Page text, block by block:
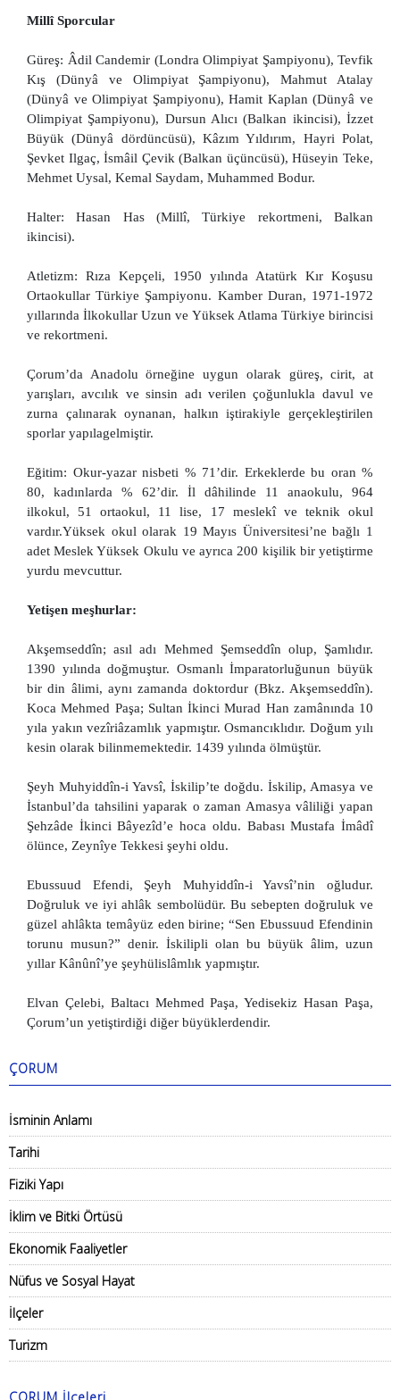
Millî Sporcular
Güreş: Âdil Candemir (Londra Olimpiyat Şampiyonu), Tevfik
Kış (Dünyâ ve Olimpiyat Şampiyonu), Mahmut Atalay
(Dünyâ ve Olimpiyat Şampiyonu), Hamit Kaplan (Dünyâ ve
Olimpiyat Şampiyonu), Dursun Alıcı (Balkan ikincisi), İzzet
Büyük (Dünyâ dördüncüsü), Kâzım Yıldırım, Hayri Polat,
Şevket Ilgaç, İsmâil Çevik (Balkan üçüncüsü), Hüseyin Teke,
Mehmet Uysal, Kemal Saydam, Muhammed Bodur.
Halter: Hasan Has (Millî, Türkiye rekortmeni, Balkan
ikincisi).
Atletizm: Rıza Kepçeli, 1950 yılında Atatürk Kır Koşusu
Ortaokullar Türkiye Şampiyonu. Kamber Duran, 1971-1972
yıllarında İlkokullar Uzun ve Yüksek Atlama Türkiye birincisi
ve rekortmeni.
Çorum’da Anadolu örneğine uygun olarak güreş, cirit, at
yarışları, avcılık ve sinsin adı verilen çoğunlukla davul ve
zurna çalınarak oynanan, halkın iştirakiyle gerçekleştirilen
sporlar yapılagelmiştir.
Eğitim: Okur-yazar nisbeti % 71’dir. Erkeklerde bu oran %
80, kadınlarda % 62’dir. İl dâhilinde 11 anaokulu, 964
ilkokul, 51 ortaokul, 11 lise, 17 meslekî ve teknik okul
vardır.Yüksek okul olarak 19 Mayıs Üniversitesi’ne bağlı 1
adet Meslek Yüksek Okulu ve ayrıca 200 kişilik bir yetiştirme
yurdu mevcuttur.
Yetişen meşhurlar:
Akşemseddîn; asıl adı Mehmed Şemseddîn olup, Şamlıdır.
1390 yılında doğmuştur. Osmanlı İmparatorluğunun büyük
bir din âlimi, aynı zamanda doktordur (Bkz. Akşemseddîn).
Koca Mehmed Paşa; Sultan İkinci Murad Han zamânında 10
yıla yakın vezîriâzamlık yapmıştır. Osmancıklıdır. Doğum yılı
kesin olarak bilinmemektedir. 1439 yılında ölmüştür.
Şeyh Muhyiddîn-i Yavsî, İskilip’te doğdu. İskilip, Amasya ve
İstanbul’da tahsilini yaparak o zaman Amasya vâliliği yapan
Şehzâde İkinci Bâyezîd’e hoca oldu. Babası Mustafa İmâdî
ölünce, Zeynîye Tekkesi şeyhi oldu.
Ebussuud Efendi, Şeyh Muhyiddîn-i Yavsî’nin oğludur.
Doğruluk ve iyi ahlâk sembolüdür. Bu sebepten doğruluk ve
güzel ahlâkta temâyüz eden birine; “Sen Ebussuud Efendinin
torunu musun?” denir. İskilipli olan bu büyük âlim, uzun
yıllar Kânûnî’ye şeyhülislâmlık yapmıştır.
Elvan Çelebi, Baltacı Mehmed Paşa, Yedisekiz Hasan Paşa,
Çorum’un yetiştirdiği diğer büyüklerdendir.
ÇORUM
İsminin Anlamı
Tarihi
Fiziki Yapı
İklim ve Bitki Örtüsü
Ekonomik Faaliyetler
Nüfus ve Sosyal Hayat
İlçeler
Turizm